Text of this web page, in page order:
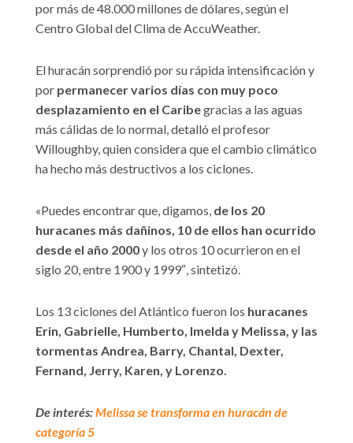
por más de 48.000 millones de dólares, según el
Centro Global del Clima de AccuWeather.
El huracán sorprendió por su rápida intensificación y
por permanecer varios días con muy poco
desplazamiento en el Caribegracias a las aguas
más cálidas de lo normal, detalló el profesor
Willoughby, quien considera que el cambio climático
ha hecho más destructivos a los ciclones.
«Puedes encontrar que, digamos, de los 20
huracanes más dañinos, 10 de ellos han ocurrido
desde el año 2000y los otros 10 ocurrieron en el
siglo 20, entre 1900 y 1999″, sintetizó.
Los 13 ciclones del Atlántico fueron los huracanes
Erin, Gabrielle, Humberto, Imelda y Melissa, y las
tormentas Andrea, Barry, Chantal, Dexter,
Fernand, Jerry, Karen, y Lorenzo.
De interés:Melissa se transforma en huracán de
categoría 5